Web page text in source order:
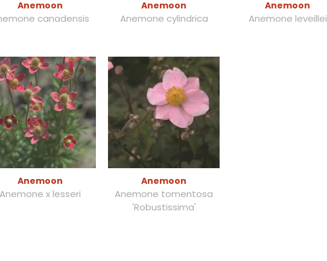
Anemoon
canadensis
Anemoon
Anemone cylindrica
Anemoon
Anemone leveillei
Anemoon
Anemone x lesseri
Anemoon
Anemone tomentosa
'Robustissima'